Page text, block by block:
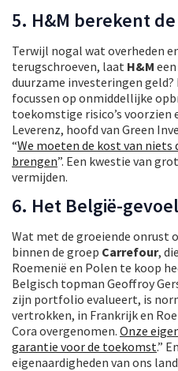
5. H&M berekent
Terwijl nogal wat overheden
terugschroeven, laat H&M
duurzame investeringen
focussen op onmiddellijke
toekomstige risico’s voorzien
Leverenz, hoofd van Green
“We moeten de kost van niets
brengen”. Een kwestie van
vermijden.
6. Het België-
Wat met de groeiende onrust
binnen de groep Carrefour,
Roemenië en Polen te koop
Belgisch topman Geoffroy
zijn portfolio evalueert, is
vertrokken, in Frankrijk en
Cora overgenomen. Onze
garantie voor de toekomst.”
eigenaardigheden van ons